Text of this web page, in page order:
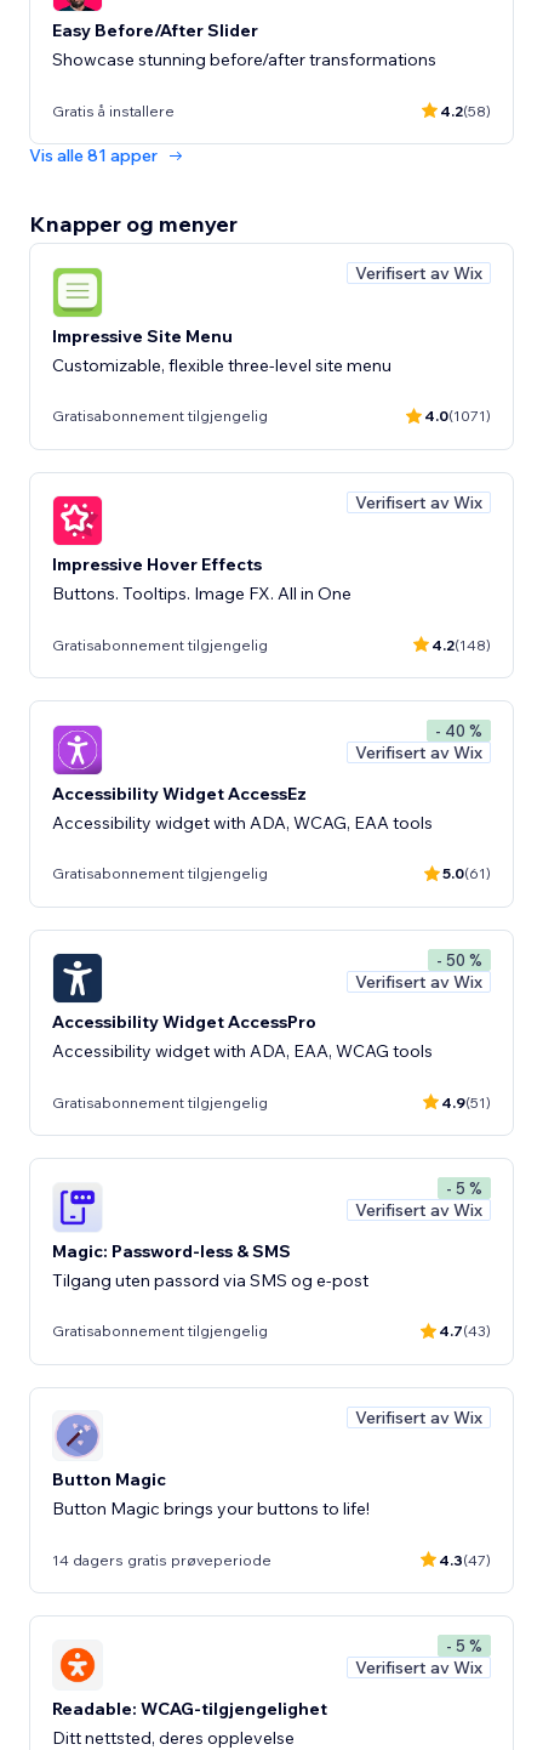
Easy Before/After Slider
Showcase stunning before/after transformations
Gratis å installere 4.2(58)
Vis alle 81 apper
Knapper og menyer
Verifisert av Wix
Impressive Site Menu
Customizable, flexible three-level site menu
Gratisabonnement tilgjengelig 4.0(1071)
Verifisert av Wix
Impressive Hover Effects
Buttons. Tooltips. Image FX. All in One
Gratisabonnement tilgjengelig 4.2(148)
- 40 %
Verifisert av Wix
Accessibility Widget AccessEz
Accessibility widget with ADA, WCAG, EAA tools
Gratisabonnement tilgjengelig 5.0(61)
- 50 %
Verifisert av Wix
Accessibility Widget AccessPro
Accessibility widget with ADA, EAA, WCAG tools
Gratisabonnement tilgjengelig 4.9(51)
- 5 %
Verifisert av Wix
Magic: Password-less & SMS
Tilgang uten passord via SMS og e-post
Gratisabonnement tilgjengelig 4.7(43)
Verifisert av Wix
Button Magic
Button Magic brings your buttons to life!
14 dagers gratis prøveperiode 4.3(47)
- 5 %
Verifisert av Wix
Readable: WCAG-tilgjengelighet
Ditt nettsted, deres opplevelse